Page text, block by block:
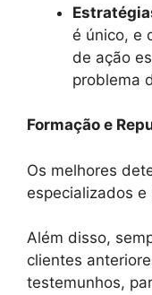
é único, e
de ação
problema
Formação e
Os melhores
especializados
Além disso,
clientes
testemunhos,